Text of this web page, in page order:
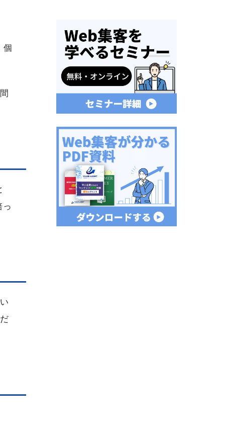
個